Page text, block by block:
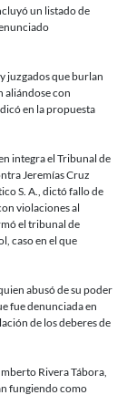
un listado de
juzgados que burlan
aliándose con
en la propuesta
integra el Tribunal de
Jeremías Cruz
S. A., dictó fallo de
violaciones al
el tribunal de
caso en el que
abusó de su poder
fue denunciada en
de los deberes de
Rivera Tábora,
fungiendo como